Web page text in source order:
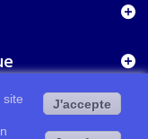
site
J'accepte